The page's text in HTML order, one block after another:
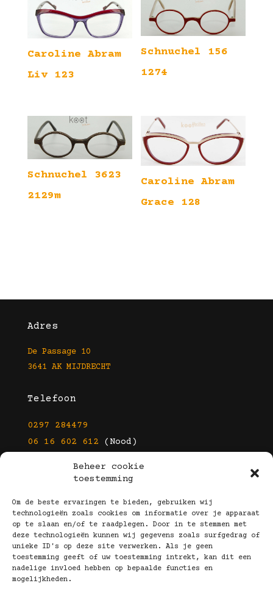
Beheer cookie
toestemming
Om de beste ervaringen te bieden, gebruiken wij
technologieën zoals cookies om informatie over je apparaat
op te slaan en/of te raadplegen. Door in te stemmen met
deze technologieën kunnen wij gegevens zoals surfgedrag of
unieke ID's op deze site verwerken. Als je geen
toestemming geeft of uw toestemming intrekt, kan dit een
nadelige invloed hebben op bepaalde functies en
mogelijkheden.
Caroline Abram
Liv 123
Schnuchel 156
1274
Schnuchel 3623
2129m
Caroline Abram
Grace 128
Adres
De Passage 10
3641 AK MIJDRECHT
Telefoon
0297 284479
06 16 602 612 (Nood)
info@kootbrillen.nl
Volg Ons!